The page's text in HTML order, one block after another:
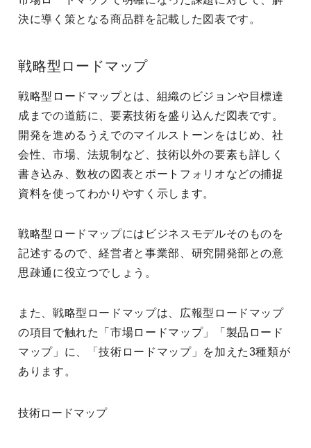
決に導く策となる商品群を記載した図表です。
戦略型ロードマップ
戦略型ロードマップとは、組織のビジョンや目標達
成までの道筋に、要素技術を盛り込んだ図表です。
開発を進めるうえでのマイルストーンをはじめ、社
会性、市場、法規制など、技術以外の要素も詳しく
書き込み、数枚の図表とポートフォリオなどの捕捉
資料を使ってわかりやすく示します。
戦略型ロードマップにはビジネスモデルそのものを
記述するので、経営者と事業部、研究開発部との意
思疎通に役立つでしょう。
また、戦略型ロードマップは、広報型ロードマップ
の項目で触れた「市場ロードマップ」「製品ロード
マップ」に、「技術ロードマップ」を加えた3種類が
あります。
技術ロードマップ